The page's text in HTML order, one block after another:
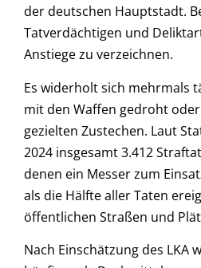
der deutschen Hauptstadt.
Tatverdächtigen und
Anstiege zu verzeichnen.
Es widerholt sich mehrmals
mit den Waffen gedroht
gezielten Zustechen. Laut
2024 insgesamt 3.412
denen ein Messer zum
als die Hälfte aller Taten
öffentlichen Straßen und
Nach Einschätzung des LKA